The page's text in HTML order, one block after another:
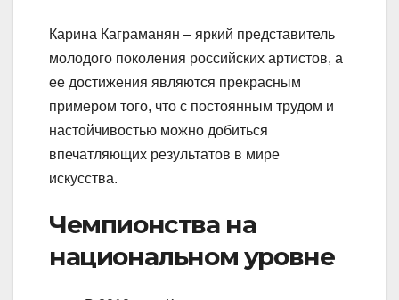
Карина Каграманян – яркий представитель
молодого поколения российских артистов, а
ее достижения являются прекрасным
примером того, что с постоянным трудом и
настойчивостью можно добиться
впечатляющих результатов в мире
искусства.
Чемпионства на
национальном уровне